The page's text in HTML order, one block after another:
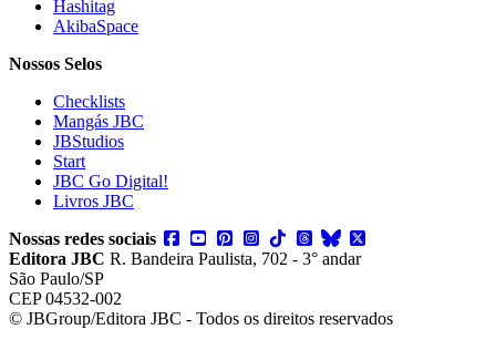
Hashitag
AkibaSpace
Nossos Selos
Checklists
Mangás JBC
JBStudios
Start
JBC Go Digital!
Livros JBC
Nossas redes sociais
Editora JBC R. Bandeira Paulista, 702 - 3° andar
São Paulo/SP
CEP 04532-002
© JBGroup/Editora JBC - Todos os direitos reservados